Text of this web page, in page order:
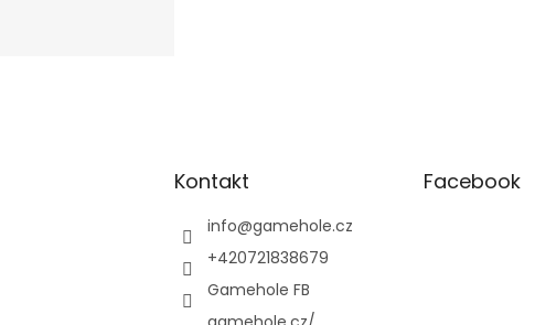
Kontakt
info@gamehole.cz
+420721838679
Gamehole FB
Facebook